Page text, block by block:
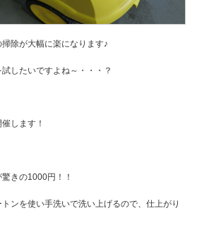
除が大幅に楽になります♪
したいですよね～・・・？
します！
きの1000円！！
ンを使い手洗いで洗い上げるので、仕上がり